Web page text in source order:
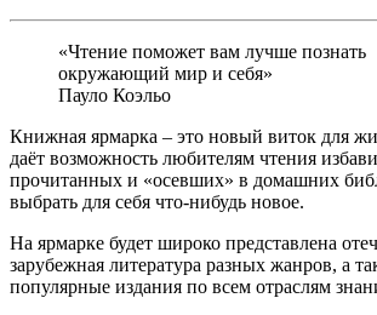
«Чтение поможет вам лучше познать
окружающий мир и себя»
Пауло Коэльо
Книжная ярмарка – это новый виток для
даёт возможность любителям чтения
прочитанных и «осевших» в домашних
выбрать для себя что-нибудь новое.
На ярмарке будет широко представлена
зарубежная литература разных жанров, а
популярные издания по всем отраслям